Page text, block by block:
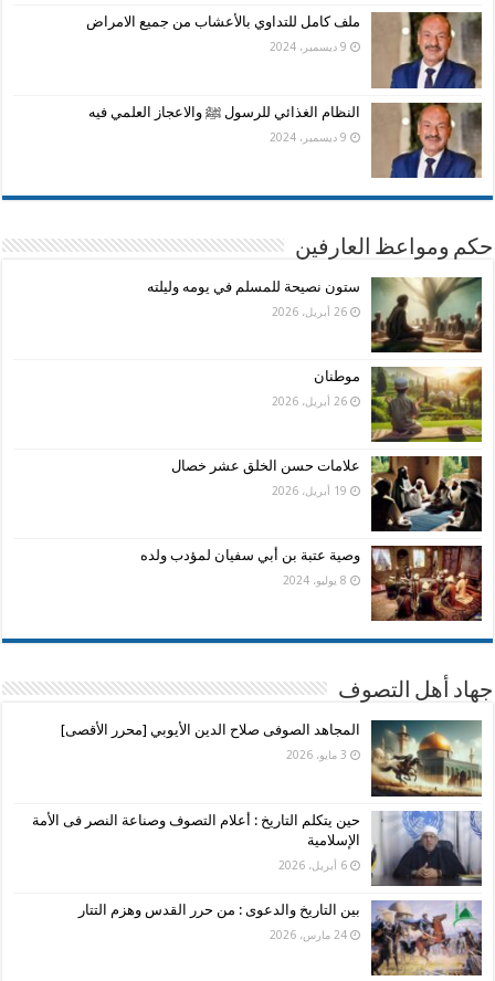
ملف كامل للتداوي بالأعشاب من جميع الامراض
9 ديسمبر، 2024
النظام الغذائي للرسول ﷺ والاعجاز العلمي فيه
9 ديسمبر، 2024
حكم ومواعظ العارفين
ستون نصيحة للمسلم في يومه وليلته
26 أبريل، 2026
موطنان
26 أبريل، 2026
علامات حسن الخلق عشر خصال
19 أبريل، 2026
وصية عتبة بن أبي سفيان لمؤدب ولده
8 يوليو، 2024
جهاد أهل التصوف
المجاهد الصوفى صلاح الدين الأيوبي [محرر الأقصى]
3 مايو، 2026
حين يتكلم التاريخ : أعلام التصوف وصناعة النصر فى الأمة
الإسلامية
6 أبريل، 2026
بين التاريخ والدعوى : من حرر القدس وهزم التتار
24 مارس، 2026